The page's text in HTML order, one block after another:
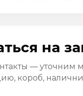
на
— уточним
короб,